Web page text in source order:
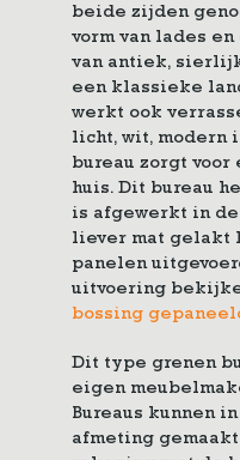
beide zijden
vorm van lades
van antiek,
een klassieke
werkt ook
licht, wit, modern
bureau zorgt
huis. Dit bureau
is afgewerkt in
liever mat gelakt
panelen
uitvoering
bossing
Dit type grenen
eigen
Bureaus kunnen
afmeting gemaakt